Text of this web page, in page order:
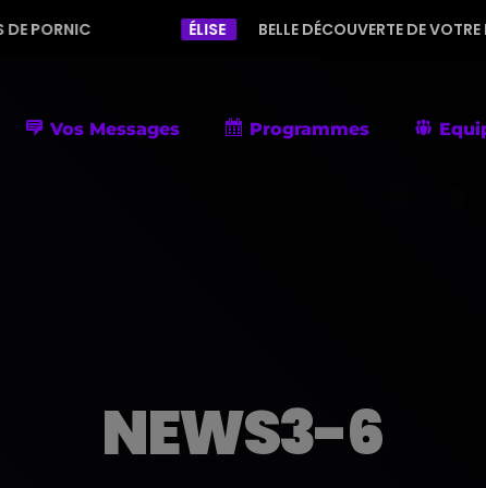
BELLE DÉCOUVERTE DE VOTRE RADIO
Vos Messages Programmes
NEWS3-6